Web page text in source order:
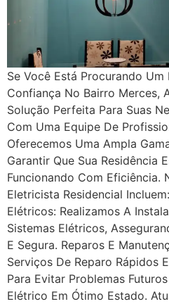
Se Você Está Procurando
Confiança No Bairro Merces,
Solução Perfeita Para Suas
Com Uma Equipe De
Oferecemos Uma Ampla
Garantir Que Sua Residência
Funcionando Com Eficiência.
Eletricista Residencial
Elétricos: Realizamos A
Sistemas Elétricos,
E Segura. Reparos E
Serviços De Reparo Rápidos
Para Evitar Problemas
Elétrico Em Ótimo Estado.